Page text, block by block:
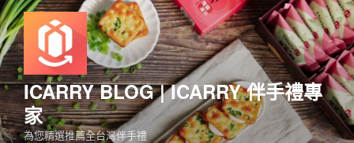
跳
至
主
要
內
容
ICARRY BLOG | ICARRY 伴手禮專
家
為您精選推薦全台灣伴手禮